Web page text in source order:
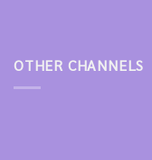
OTHER CHANNELS